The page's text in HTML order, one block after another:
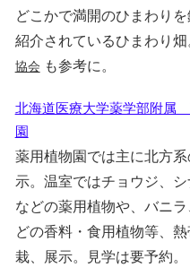
どこかで満開のひまわり
紹介されているひまわり畑
協会 も参考に。
北海道医療大学薬学部附属
園
薬用植物園では主に北方
示。温室ではチョウジ、
などの薬用植物や、バニ
どの香料・食用植物等、
栽、展示。見学は要予約。